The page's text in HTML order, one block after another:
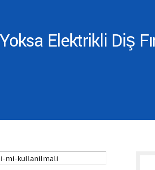
Elektrikli Diş